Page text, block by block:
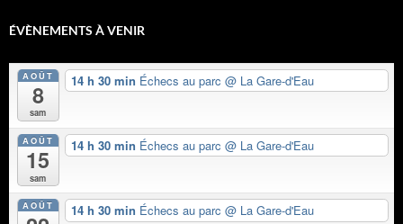
ÉVÈNEMENTS À VENIR
AOÛT
8
sam
14 h 30 min Échecs au parc @ La Gare-d'Eau
AOÛT
15
sam
14 h 30 min Échecs au parc @ La Gare-d'Eau
AOÛT 14 h 30 min Échecs au parc @ La Gare-d'Eau